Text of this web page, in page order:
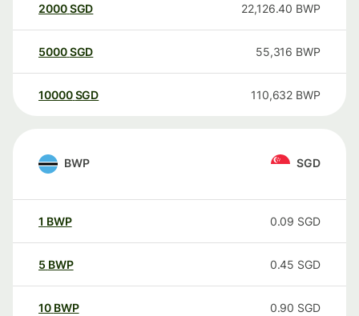
2000SGD 22,126.40 BWP
5000SGD 55,316 BWP
10000 SGD 110,632 BWP
BWP SGD
1 BWP 0.09 SGD
5 BWP 0.45 SGD
10 BWP 0.90 SGD